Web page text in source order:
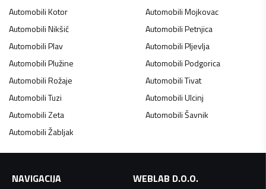
AutomobiliKotor AutomobiliMojkovac
AutomobiliNikšić AutomobiliPetnjica
AutomobiliPlav AutomobiliPljevlja
AutomobiliPlužine AutomobiliPodgorica
AutomobiliRožaje AutomobiliTivat
AutomobiliTuzi AutomobiliUlcinj
AutomobiliZeta AutomobiliŠavnik
AutomobiliŽabljak
NAVIGACIJA
WEBLAB D.O.O.